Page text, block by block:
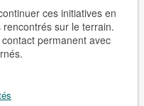
ces initiatives en
sur le terrain.
permanent avec